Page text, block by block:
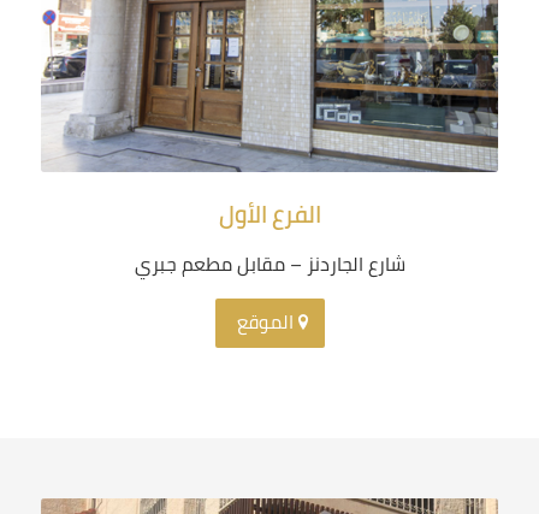
الفرع الأول
شارع الجاردنز – مقابل مطعم جبري
الموقع